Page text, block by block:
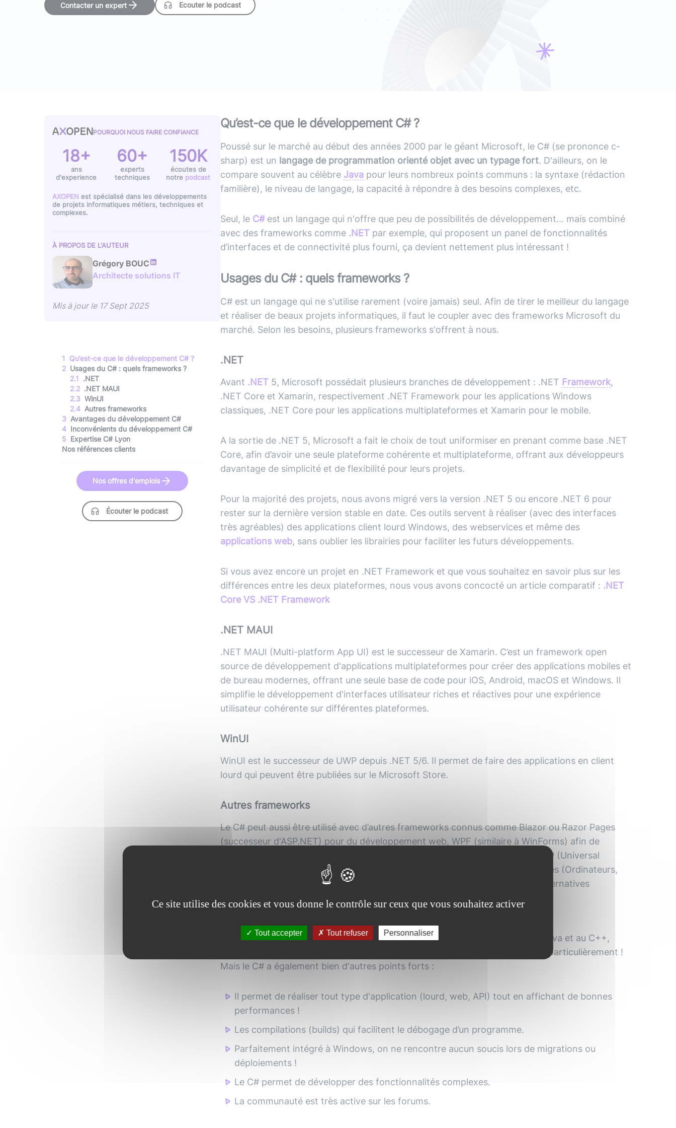
Typescript,NextJS, Svelte
Optimisation et performances
Pilotage et gestion Socle applicatif
Contacter un expert Ecouter le podcast
POURQUOI NOUS FAIRE CONFIANCE
18+
ans
d'experience
60+
experts
techniques
150K
écoutes de
notre podcast
AXOPEN est spécialisé dans les développements
de projets informatiques métiers, techniques et
complexes.
À PROPOS DE L'AUTEUR
Grégory BOUC
Architecte solutions IT
Mis à jour le 17 Sept 2025
1
Qu’est-ce que le développement C# ?
2 Usages du C# : quels frameworks ?
2.1
.NET
2.2 .NET MAUI
2.3 WinUI
2.4 Autres frameworks
3 Avantages du développement C#
4 Inconvénients du développement C#
5 Expertise C# Lyon
Nos références clients
Nos offres d'emplois
Écouter le podcast
Qu’est-ce que le développement C# ?
Poussé sur le marché au début des années 2000 par le géant Microsoft, le C# (se prononce c-
sharp) est un langage de programmation orienté objet avec un typage fort. D'ailleurs, on le
compare souvent au célèbre Java pour leurs nombreux points communs : la syntaxe (rédaction
familière), le niveau de langage, la capacité à répondre à des besoins complexes, etc.
Seul, le C#est un langage qui n'offre que peu de possibilités de développement... mais combiné
avec des frameworks comme .NET par exemple, qui proposent un panel de fonctionnalités
d’interfaces et de connectivité plus fourni, ça devient nettement plus intéressant !
Usages du C# : quels frameworks ?
C# est un langage qui ne s'utilise rarement (voire jamais) seul. Afin de tirer le meilleur du langage
et réaliser de beaux projets informatiques, il faut le coupler avec des frameworks Microsoft du
marché. Selon les besoins, plusieurs frameworks s'offrent à nous.
.NET
Avant .NET 5, Microsoft possédait plusieurs branches de développement : .NET Framework,
.NET Core et Xamarin, respectivement .NET Framework pour les applications Windows
classiques, .NET Core pour les applications multiplateformes et Xamarin pour le mobile.
A la sortie de .NET 5, Microsoft a fait le choix de tout uniformiser en prenant comme base .NET
Core, afin d’avoir une seule plateforme cohérente et multiplateforme, offrant aux développeurs
davantage de simplicité et de flexibilité pour leurs projets.
Pour la majorité des projets, nous avons migré vers la version .NET 5 ou encore .NET 6 pour
rester sur la dernière version stable en date. Ces outils servent à réaliser (avec des interfaces
très agréables) des applications client lourd Windows, des webservices et même des
applications web, sans oublier les librairies pour faciliter les futurs développements.
Si vous avez encore un projet en .NET Framework et que vous souhaitez en savoir plus sur les
différences entre les deux plateformes, nous vous avons concocté un article comparatif : .NET
Core VS .NET Framework
.NET MAUI
.NET MAUI (Multi-platform App UI) est le successeur de Xamarin. C’est un framework open
source de développement d'applications multiplateformes pour créer des applications mobiles et
de bureau modernes, offrant une seule base de code pour iOS, Android, macOS et Windows. Il
simplifie le développement d'interfaces utilisateur riches et réactives pour une expérience
utilisateur cohérente sur différentes plateformes.
WinUI
WinUI est le successeur de UWP depuis .NET 5/6. Il permet de faire des applications en client
lourd qui peuvent être publiées sur le Microsoft Store.
Autres frameworks
Le C# peut aussi être utilisé avec d’autres frameworks connus comme Blazor ou Razor Pages
(successeur d'ASP.NET) pour du développement web, WPF (similaire à WinForms) afin de
permettre l'affichage des interfaces graphiques en client lourd ou encore UWP (Universal
Windows Platform) qui vise à opérer sur plusieurs types de plateformes définies (Ordinateurs,
téléphones, tablettes et Xbox) pour la partie client lourd. Il existe aussi des alternatives
On l'a dit un peu plus haut, le C# est un langage qui ressemble beaucoup au Java et au C++,
notamment pour sa syntaxe... c'est un des points pour lesquels on l'apprécie particulièrement !
Mais le C# a également bien d'autres points forts :
Il permet de réaliser tout type d'application (lourd, web, API) tout en affichant de bonnes
performances !
Les compilations (builds) qui facilitent le débogage d’un programme.
Parfaitement intégré à Windows, on ne rencontre aucun soucis lors de migrations ou
déploiements !
Le C# permet de développer des fonctionnalités complexes.
La communauté est très active sur les forums.
Ce site utilise des cookies et vous donne le contrôle sur ceux que vous souhaitez activer
Tout accepter Tout refuser Personnaliser